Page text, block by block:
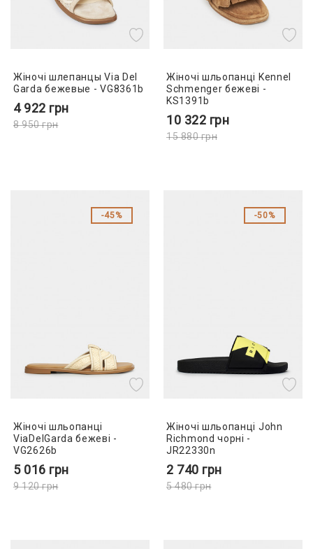
Жіночі шлепанцы Via Del
Garda бежевые - VG8361b
4 922 грн
8 950грн
Жіночі шльопанці Kennel
Schmenger бежеві -
KS1391b
10 322 грн
15 880грн
45%
Жіночі шльопанці
ViaDelGarda бежеві -
VG2626b
5 016 грн
9 120грн
50%
Жіночі шльопанці John
Richmond чорні -
JR22330n
2 740 грн
5 480грн